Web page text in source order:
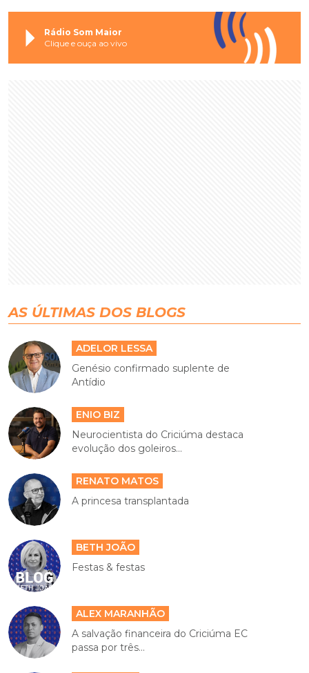
Rádio Som Maior
Clique e ouça ao vivo
AS ÚLTIMAS DOS BLOGS
ADELOR LESSA
Genésio confirmado suplente de
Antídio
ENIO BIZ
Neurocientista do Criciúma destaca
evolução dos goleiros...
RENATO MATOS
A princesa transplantada
BETH JOÃO
Festas & festas
ALEX MARANHÃO
A salvação financeira do Criciúma EC
passa por três...